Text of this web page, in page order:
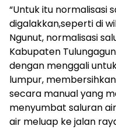
“Untuk itu normalisasi
digalakkan,seperti di
Ngunut, normalisasi
Kabupaten
dengan menggali
lumpur,
secara manual yang
menyumbat saluran
air meluap ke jalan